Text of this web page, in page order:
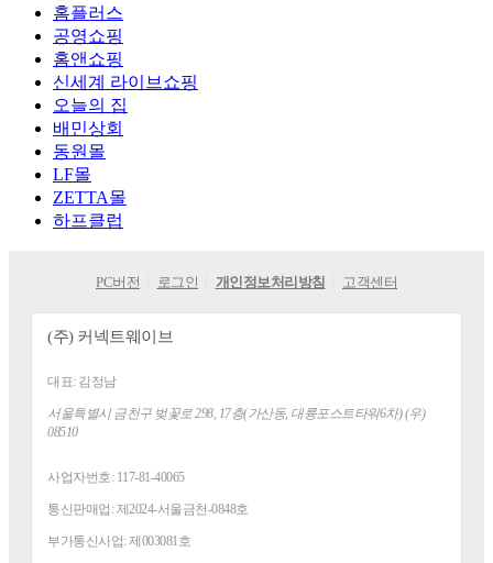
홈플러스
공영쇼핑
홈앤쇼핑
신세계 라이브쇼핑
오늘의 집
배민상회
동원몰
LF몰
ZETTA몰
하프클럽
PC버전 로그인 개인정보처리방침 고객센터
(주) 커넥트웨이브
대표: 김정남
주소
서울특별시 금천구 벚꽃로 298, 17층(가산동, 대륭포스트타워6차) (우)
08510
사업자번호: 117-81-40065
통신판매업: 제2024-서울금천-0848호
부가통신사업: 제003081호